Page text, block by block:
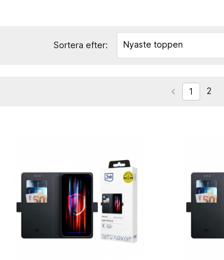
Sortera efter: Nyaste toppen
 1 2